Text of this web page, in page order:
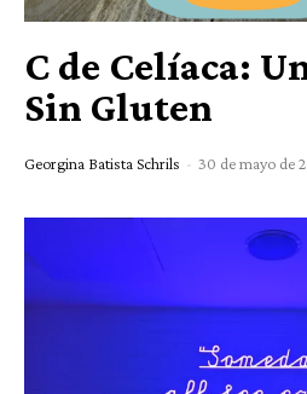
C de Celíaca:
Sin Gluten
Georgina Batista Schrils - 30 de mayo de